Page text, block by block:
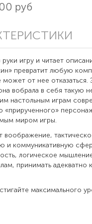
руб
игру и читает
превратит любую
от нее отказаться.
вобрала в себя такую
настольным играм
«прирученного»
миром игры.
воображение,
и коммуникативную
логическое
принимать адекватно
максимального